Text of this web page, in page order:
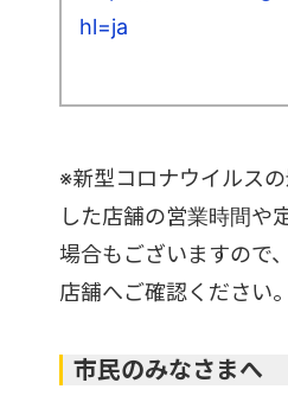
hl=ja
※新型コロナウイルス
した店舗の営業時間や
場合もございますので
店舗へご確認ください。
市民のみなさまへ